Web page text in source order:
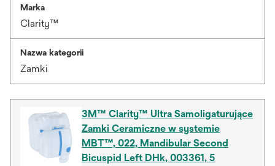
Marka
Clarity™
Nazwa kategorii
Zamki
3M™ Clarity™ Ultra Samoligaturujące
Zamki Ceramiczne w systemie
MBT™, 022, Mandibular Second
Bicuspid Left DHk, 003361, 5